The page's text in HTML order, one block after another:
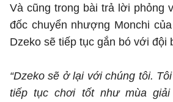
Và cũng trong bài trả lời phỏng
đốc chuyển nhượng Monchi
Dzeko sẽ tiếp tục gắn bó với đội
“Dzeko sẽ ở lại với chúng tôi.
tiếp tục chơi tốt như mùa